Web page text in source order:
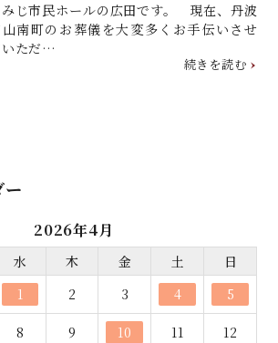
みじ市民ホールの広田です。 現在、丹波
南町のお葬儀を大変多くお手伝いさせ
いただ…
続きを読む
2026年4月
水 木 金 土
日
1
2 3 4 5
8 9 10 11 12